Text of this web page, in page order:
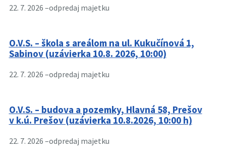
22. 7. 2026 –odpredaj majetku
O.V.S. – škola s areálom na ul. Kukučínová 1,
Sabinov (uzávierka 10.8. 2026, 10:00)
22. 7. 2026 –odpredaj majetku
O.V.S. – budova a pozemky, Hlavná 58, Prešov
v k.ú. Prešov (uzávierka 10.8.2026, 10:00 h)
22. 7. 2026 –odpredaj majetku